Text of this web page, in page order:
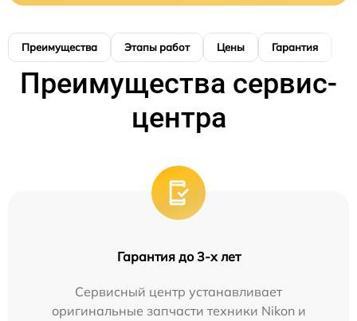
Преимущества Этапы работ Цены Гарантия
Преимущества сервис-
центра
Гарантия до 3-х лет
Сервисный центр устанавливает
оригинальные запчасти техники Nikon и